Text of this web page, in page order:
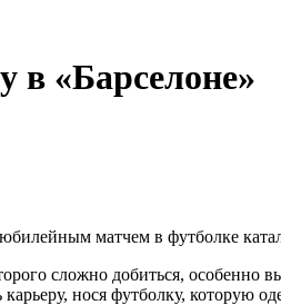
«Барселоне»
матчем в футболке
сложно добиться, особенно
нося футболку, которую